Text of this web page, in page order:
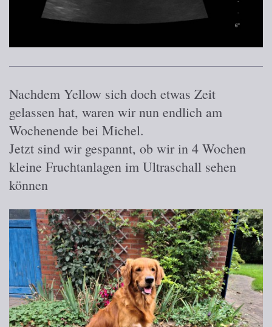
Nachdem Yellow sich doch etwas Zeit
gelassen hat, waren wir nun endlich am
Wochenende bei Michel.
Jetzt sind wir gespannt, ob wir in 4 Wochen
kleine Fruchtanlagen im Ultraschall sehen
können